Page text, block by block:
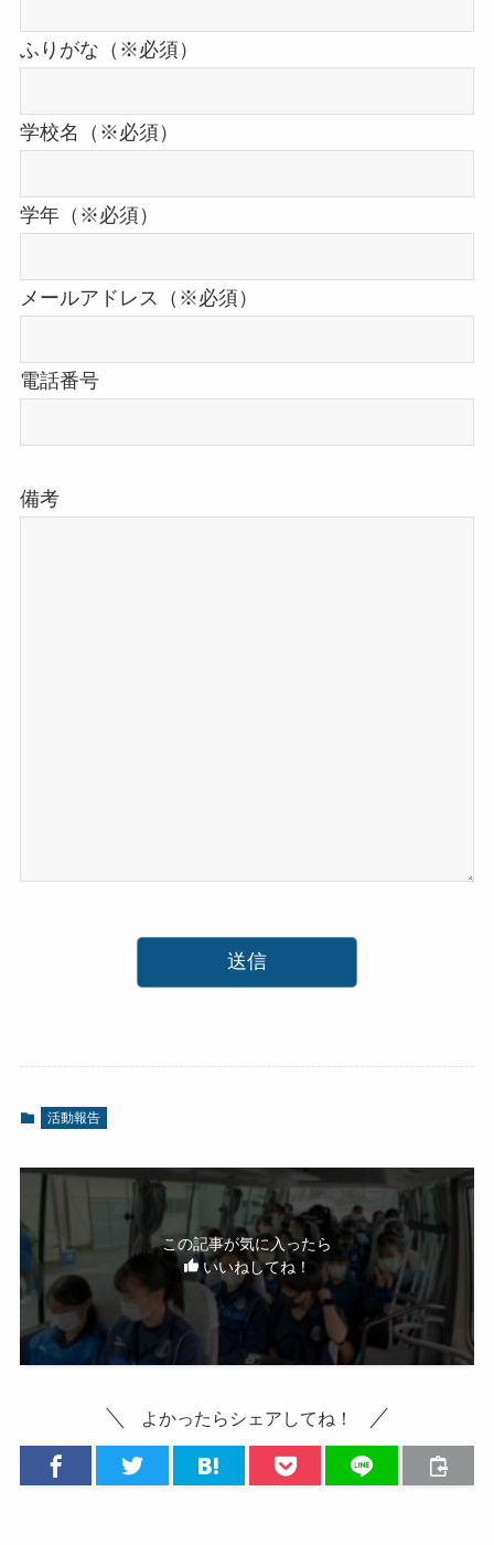
ふりがな（※必須）
学校名（※必須）
学年（※必須）
メールアドレス（※必須）
電話番号
備考
活動報告
この記事が気に入ったら
いいねしてね！
よかったらシェアしてね！